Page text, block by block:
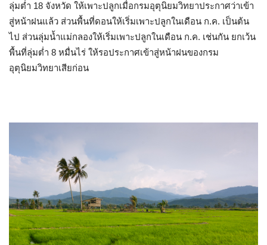
ลุ่มต่ำ 18 จังหวัด ให้เพาะปลูกเมื่อกรมอุตุนิยมวิทยาประกาศว่าเข้า
สู่หน้าฝนแล้ว ส่วนพื้นที่ดอนให้เริ่มเพาะปลูกในเดือน ก.ค. เป็นต้น
ไป ส่วนลุ่มน้ำแม่กลองให้เริ่มเพาะปลูกในเดือน ก.ค. เช่นกัน ยกเว้น
พื้นที่ลุ่มต่ำ 8 หมื่นไร่ ให้รอประกาศเข้าสู่หน้าฝนของกรม
อุตุนิยมวิทยาเสียก่อน